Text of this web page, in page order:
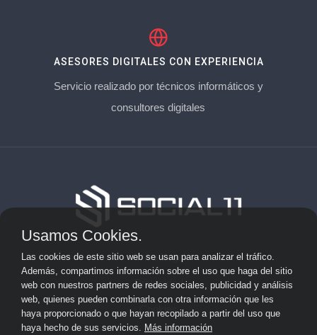
ASESORES DIGITALES CON EXPERIENCIA
Servicio realizado por técnicos informáticos y
consultores digitales
Aviso Legal
Privacidad
Cookies
Usamos Cookies.
Las cookies de este sitio web se usan para analizar el tráfico.
Además, compartimos información sobre el uso que haga del sitio
web con nuestros partners de redes sociales, publicidad y análisis
web, quienes pueden combinarla con otra información que les
haya proporcionado o que hayan recopilado a partir del uso que
haya hecho de sus servicios. Más información